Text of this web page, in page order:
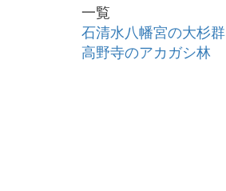
一覧
石清水八幡宮の大杉群
高野寺のアカガシ林